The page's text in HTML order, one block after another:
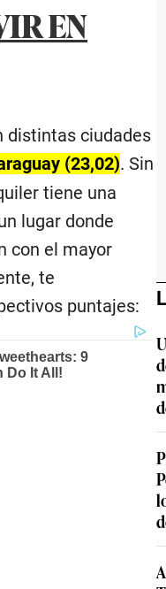
EN
distintas ciudades
(23,02). Sin
tiene una
lugar donde
con el mayor
te
puntajes: